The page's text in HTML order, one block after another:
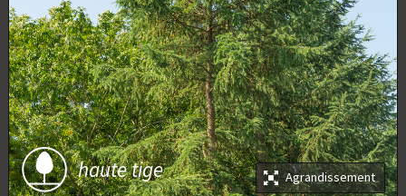
Agrandissement
haute tige